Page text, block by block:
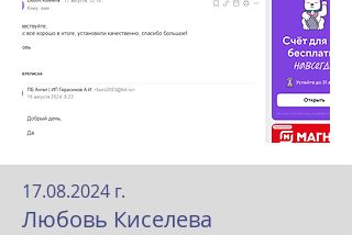
17.08.2024 г.
Любовь Киселева